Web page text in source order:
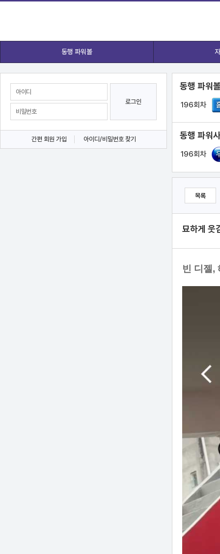
동행 파워볼
로그인
간편 회원 가입 아이디/비밀번호 찾기
동행 파워
196회차
동행 파워
196회차
목록
묘하게 웃
빈 디젤,